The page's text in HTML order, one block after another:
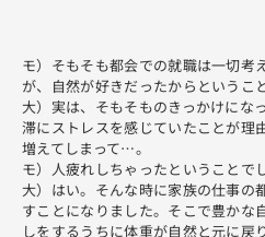
モ）そもそも都会での就職は一切考
が、自然が好きだったからというこ
大）実は、そもそものきっかけにな
滞にストレスを感じていたことが理
増えてしまって…。
モ）人疲れしちゃったということで
大）はい。そんな時に家族の仕事の
すことになりました。そこで豊かな
しをするうちに体重が自然と元に戻